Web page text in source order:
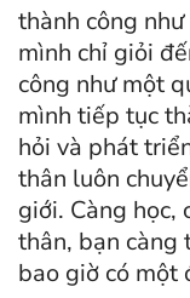
thành công
mình chỉ giỏi
công như một
mình tiếp tục
hỏi và phát
thân luôn
giới. Càng
thân, bạn càng
bao giờ có một